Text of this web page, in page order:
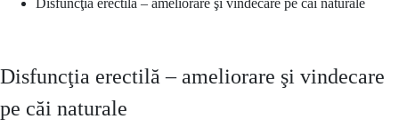
Disfuncţia erectilă – ameliorare şi vindecare pe căi naturale
Disfuncţia erectilă – ameliorare şi vindecare
pe căi naturale